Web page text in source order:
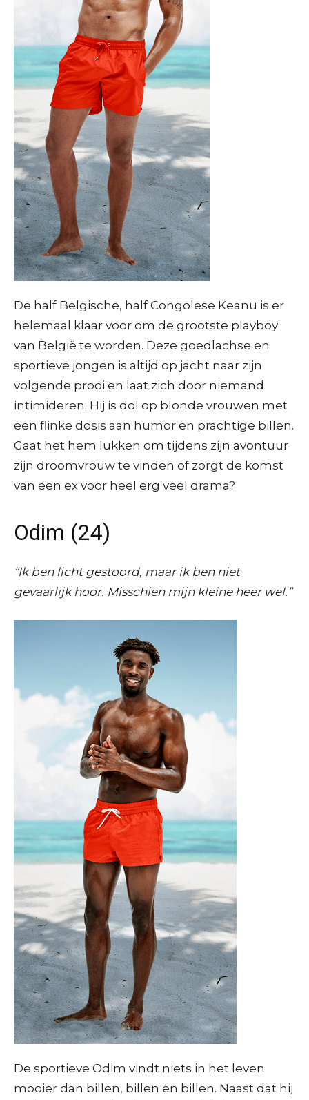
De half Belgische, half Congolese Keanu is er
helemaal klaar voor om de grootste playboy
van België te worden. Deze goedlachse en
sportieve jongen is altijd op jacht naar zijn
volgende prooi en laat zich door niemand
intimideren. Hij is dol op blonde vrouwen met
een flinke dosis aan humor en prachtige billen.
Gaat het hem lukken om tijdens zijn avontuur
zijn droomvrouw te vinden of zorgt de komst
van een ex voor heel erg veel drama?
Odim (24)
“Ik ben licht gestoord, maar ik ben niet
gevaarlijk hoor. Misschien mijn kleine heer wel.”
De sportieve Odim vindt niets in het leven
mooier dan billen, billen en billen. Naast dat hij